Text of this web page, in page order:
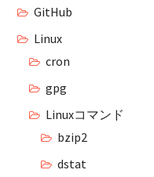
GitHub
Linux
cron
gpg
Linuxコマンド
bzip2
dstat